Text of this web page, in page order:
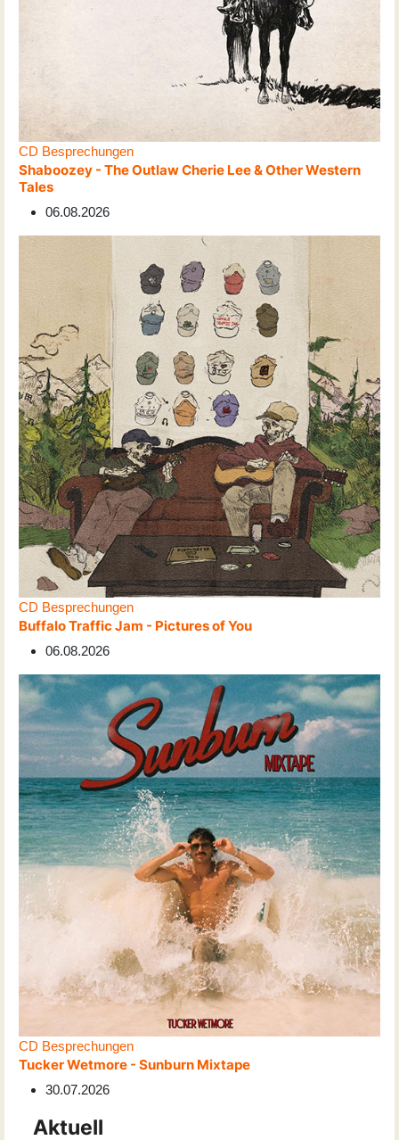
CD Besprechungen
Shaboozey - The Outlaw Cherie Lee & Other Western
Tales
06.08.2026
CD Besprechungen
Buffalo Traffic Jam - Pictures of You
06.08.2026
CD Besprechungen
Tucker Wetmore - Sunburn Mixtape
30.07.2026
Aktuell